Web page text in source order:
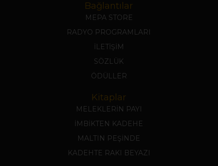
Bağlantılar
MEPA STORE
RADYO PROGRAMLARI
İLETİŞİM
SÖZLÜK
ÖDÜLLER
Kitaplar
MELEKLERİN PAYI
İMBİKTEN KADEHE
MALTIN PEŞİNDE
KADEHTE RAKI BEYAZI